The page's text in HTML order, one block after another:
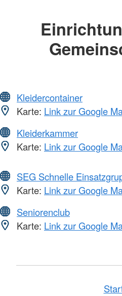
Kleidercontainer
Karte: Link zur Google
Kleiderkammer
Karte: Link zur Google
SEG Schnelle
Karte: Link zur Google
Seniorenclub
Karte: Link zur Google